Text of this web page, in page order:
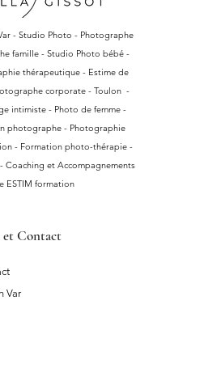
- Studio Photo - Photographe
famille - Studio Photo bébé -
thérapeutique - Estime de
corporate - Toulon -
intimiste - Photo de femme -
photographe - Photographie
- Formation photo-thérapie -
Coaching et Accompagnements
ESTIM formation
et Contact
Var